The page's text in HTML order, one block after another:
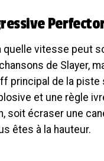
quelle vitesse peut
de Slayer,
principal de la
et une règle
soit écraser une
êtes à la hauteur.